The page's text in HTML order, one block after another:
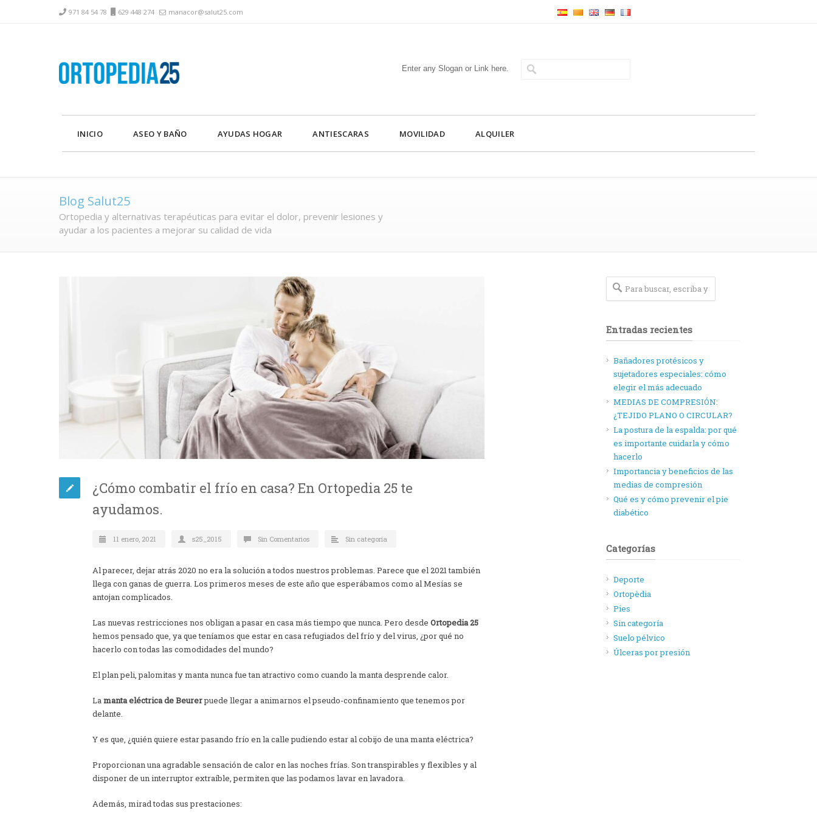
971 84 54 78 629 448 274 manacor@salut25.com
Enter any Slogan or Link here.
INICIO ASEO Y BAÑO AYUDAS HOGAR ANTIESCARAS MOVILIDAD ALQUILER
Blog Salut25
Ortopedia y alternativas terapéuticas para evitar el dolor, prevenir lesiones y
ayudar a los pacientes a mejorar su calidad de vida
¿Cómo combatir el frío en casa? En Ortopedia 25 te
ayudamos.
11 enero, 2021 s25_2015 Sin Comentarios Sin categoría
Al parecer, dejar atrás 2020 no era la solución a todos nuestros problemas. Parece que el 2021 también
llega con ganas de guerra. Los primeros meses de este año que esperábamos como al Mesías se
antojan complicados.
Las nuevas restricciones nos obligan a pasar en casa más tiempo que nunca. Pero desde Ortopedia 25
hemos pensado que, ya que teníamos que estar en casa refugiados del frío y del virus, ¿por qué no
hacerlo con todas las comodidades del mundo?
El plan peli, palomitas y manta nunca fue tan atractivo como cuando la manta desprende calor.
Lamanta eléctrica de Beurerpuede llegar a animarnos el pseudo-confinamiento que tenemos por
delante.
Y es que, ¿quién quiere estar pasando frío en la calle pudiendo estar al cobijo de una manta eléctrica?
Proporcionan una agradable sensación de calor en las noches frías. Son transpirables y flexibles y al
disponer de un interruptor extraíble, permiten que las podamos lavar en lavadora.
Además, mirad todas sus prestaciones:
Entradas recientes
Bañadores protésicos y
sujetadores especiales: cómo
elegir el más adecuado
MEDIAS DE COMPRESIÓN:
¿TEJIDO PLANO O CIRCULAR?
La postura de la espalda: por qué
es importante cuidarla y cómo
hacerlo
Importancia y beneficios de las
medias de compresión
Qué es y cómo prevenir el pie
diabético
Categorías
Deporte
Ortopèdia
Pies
Sin categoría
Suelo pélvico
Úlceras por presión